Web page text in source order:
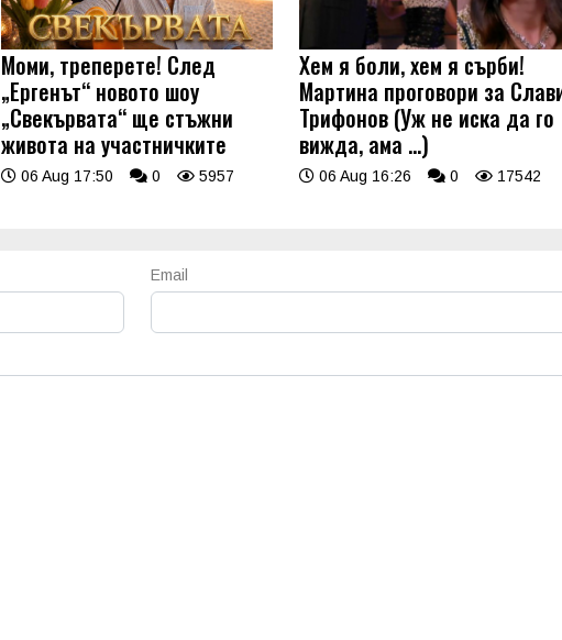
Моми, треперете! След
„Ергенът“ новото шоу
„Свекървата“ ще стъжни
живота на участничките
06 Aug 17:50 0 5957
Хем я боли, хем я сърби!
Мартина проговори за
Трифонов (Уж не иска да го
вижда, ама …)
06 Aug 16:26 0 17542
Email